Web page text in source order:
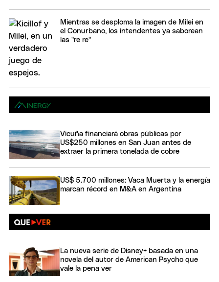
Mientras se desploma la imagen de Milei en
el Conurbano, los intendentes ya saborean
las "re re"
Vicuña financiará obras públicas por
US$250 millones en San Juan antes de
extraer la primera tonelada de cobre
US$ 5.700 millones: Vaca Muerta y la energía
marcan récord en M&A en Argentina
La nueva serie de Disney+ basada en una
novela del autor de American Psycho que
vale la pena ver